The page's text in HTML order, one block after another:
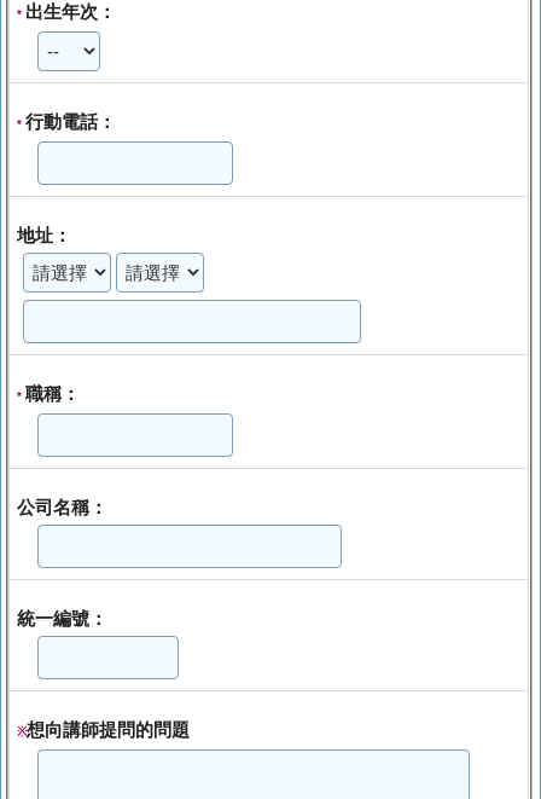
* 出生年次：
* 行動電話：
地址：
* 職稱：
公司名稱：
統一編號：
※想向講師提問的問題